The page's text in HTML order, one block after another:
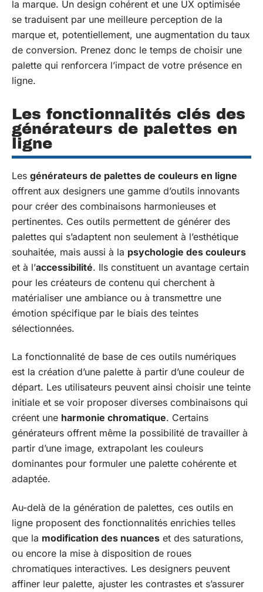
la marque. Un design cohérent et une UX optimisée
se traduisent par une meilleure perception de la
marque et, potentiellement, une augmentation du taux
de conversion. Prenez donc le temps de choisir une
palette qui renforcera l’impact de votre présence en
ligne.
Les fonctionnalités clés des
générateurs de palettes en
ligne
Les générateurs de palettes de couleurs en ligne
offrent aux designers une gamme d’outils innovants
pour créer des combinaisons harmonieuses et
pertinentes. Ces outils permettent de générer des
palettes qui s’adaptent non seulement à l’esthétique
souhaitée, mais aussi à la psychologie des couleurs
et à l’accessibilité. Ils constituent un avantage certain
pour les créateurs de contenu qui cherchent à
matérialiser une ambiance ou à transmettre une
émotion spécifique par le biais des teintes
sélectionnées.
La fonctionnalité de base de ces outils numériques
est la création d’une palette à partir d’une couleur de
départ. Les utilisateurs peuvent ainsi choisir une teinte
initiale et se voir proposer diverses combinaisons qui
créent une harmonie chromatique. Certains
générateurs offrent même la possibilité de travailler à
partir d’une image, extrapolant les couleurs
dominantes pour formuler une palette cohérente et
adaptée.
Au-delà de la génération de palettes, ces outils en
ligne proposent des fonctionnalités enrichies telles
que la modification des nuances et des saturations,
ou encore la mise à disposition de roues
chromatiques interactives. Les designers peuvent
affiner leur palette, ajuster les contrastes et s’assurer